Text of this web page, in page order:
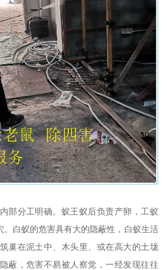
部分工明确。蚁王蚁后负责产卵，工蚁
。白蚁的危害具有大的隐蔽性，白蚁生活
巢在泥土中、木头里、或在高大的土垅
蔽，危害不易被人察觉，一经发现往往